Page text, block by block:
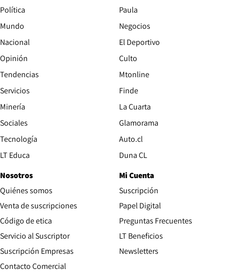
Política
Mundo
Nacional
Opinión
Tendencias
Servicios
Minería
Sociales
Tecnología
LT Educa
Paula
Negocios
El Deportivo
Culto
Mtonline
Finde
La Cuarta
Glamorama
Auto.clOpens in new window
Duna CLOpens in new window
Nosotros
Quiénes somos
Venta de suscripciones
Código de etica Opens in new window
Servicio al Suscriptor
Suscripción Empresas
Contacto ComercialOpens in new window
Mi Cuenta
Suscripción
Papel DigitalOpens in new
Preguntas Frecuentes
LT Beneficios
Newsletters